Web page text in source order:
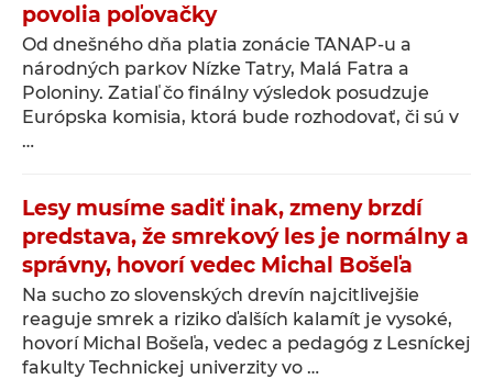
povolia poľovačky
Od dnešného dňa platia zonácie TANAP-u a
národných parkov Nízke Tatry, Malá Fatra a
Poloniny. Zatiaľ čo finálny výsledok posudzuje
Európska komisia, ktorá bude rozhodovať, či sú v
…
Lesy musíme sadiť inak, zmeny brzdí
predstava, že smrekový les je normálny a
správny, hovorí vedec Michal Bošeľa
Na sucho zo slovenských drevín najcitlivejšie
reaguje smrek a riziko ďalších kalamít je vysoké,
hovorí Michal Bošeľa, vedec a pedagóg z Lesníckej
fakulty Technickej univerzity vo …